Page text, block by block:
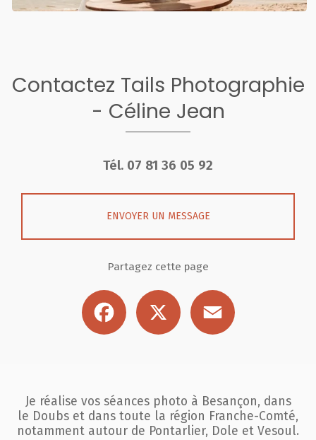
Contactez Tails Photographie
- Céline Jean
Tél. 07 81 36 05 92
ENVOYER UN MESSAGE
Partagez cette page
Facebook
Je réalise vos séances photo à Besançon, dans
le Doubs et dans toute la région Franche-Comté,
notamment autour de Pontarlier, Dole et Vesoul.